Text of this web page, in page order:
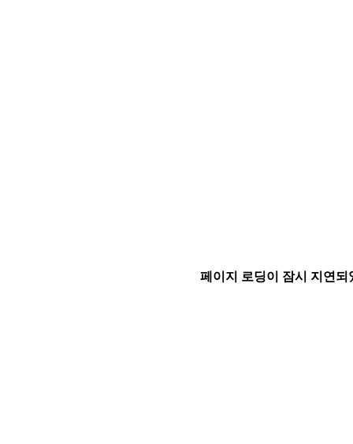
페이지 로딩이 잠시 지연